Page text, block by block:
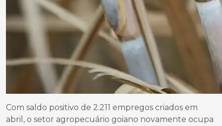
Com saldo positivo de 2.211 empregos criados em
abril, o setor agropecuário goiano novamente ocupa